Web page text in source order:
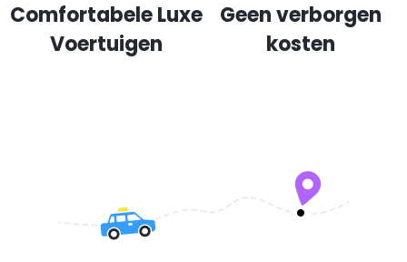
Comfortabele Luxe
Voertuigen
Geen verborgen
kosten